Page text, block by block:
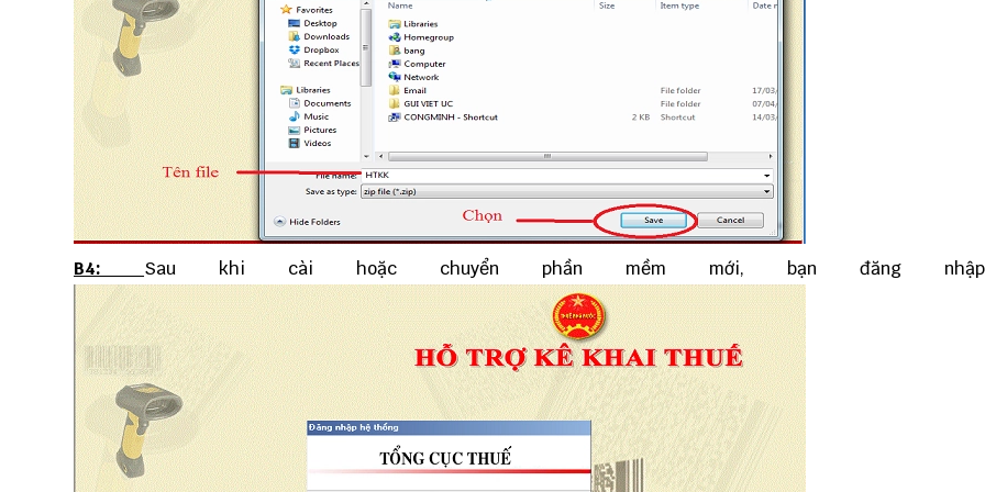
B4: Sau khi cài hoặc chuyển phần mềm mới, bạn đăng